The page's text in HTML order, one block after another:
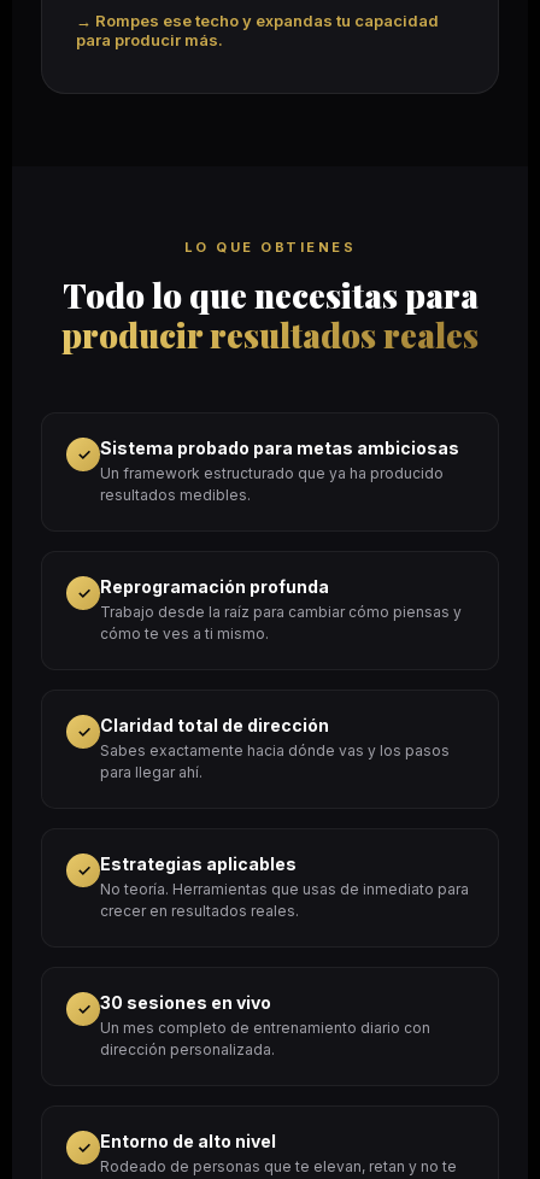
→ Rompes ese techo y expandas tu capacidad
para producir más.
LO QUE OBTIENES
Todo lo que necesitas para
producir resultados reales
✓ Sistema probado para metas ambiciosas
Un framework estructurado que ya ha producido
resultados medibles.
✓ Reprogramación profunda
Trabajo desde la raíz para cambiar cómo piensas y
cómo te ves a ti mismo.
✓ Claridad total de dirección
Sabes exactamente hacia dónde vas y los pasos
para llegar ahí.
✓ Estrategias aplicables
No teoría. Herramientas que usas de inmediato para
crecer en resultados reales.
✓ 30 sesiones en vivo
Un mes completo de entrenamiento diario con
dirección personalizada.
✓ Entorno de alto nivel
Rodeado de personas que te elevan, retan y no te